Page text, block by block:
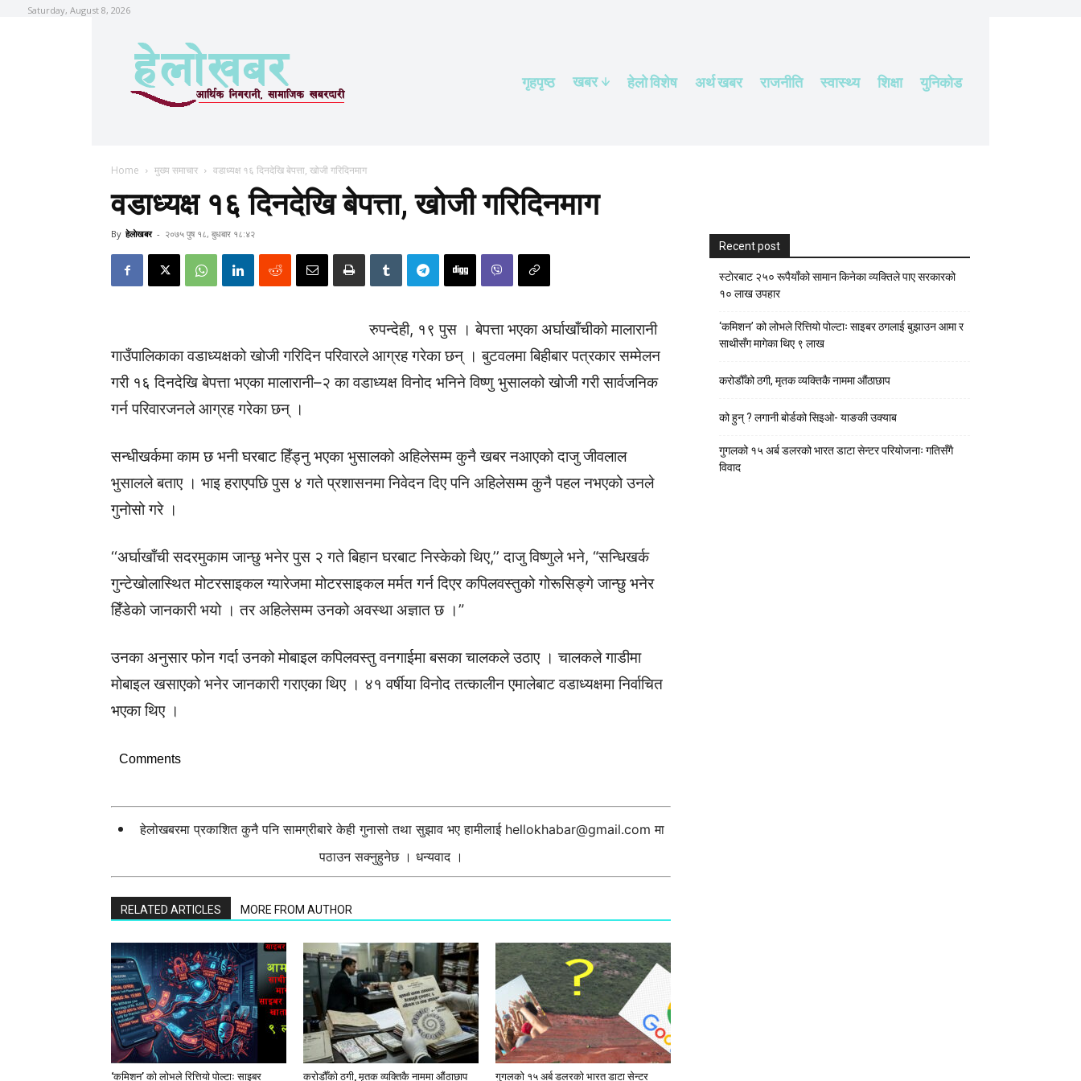
Saturday, August 8, 2026
गृहपृष्ठ खबर हेलाे विशेष अर्थ खबर राजनीति स्वास्थ्य शिक्षा युनिकोड
Home मुख्य समाचार वडाध्यक्ष १६ दिनदेखि बेपत्ता, खोजी गरिदिनमाग
वडाध्यक्ष १६ दिनदेखि बेपत्ता, खोजी गरिदिनमाग
By हेलाेखबर - २०७५ पुष १८, बुधबार १८:४२
रुपन्देही, १९ पुस । बेपत्ता भएका अर्घाखाँचीको मालारानी
गाउँपालिकाका वडाध्यक्षको खोजी गरिदिन परिवारले आग्रह गरेका छन् । बुटवलमा बिहीबार पत्रकार सम्मेलन
गरी १६ दिनदेखि बेपत्ता भएका मालारानी–२ का वडाध्यक्ष विनोद भनिने विष्णु भुसालको खोजी गरी सार्वजनिक
गर्न परिवारजनले आग्रह गरेका छन् ।
सन्धीखर्कमा काम छ भनी घरबाट हिँड्नु भएका भुसालको अहिलेसम्म कुनै खबर नआएको दाजु जीवलाल
भुसालले बताए । भाइ हराएपछि पुस ४ गते प्रशासनमा निवेदन दिए पनि अहिलेसम्म कुनै पहल नभएको उनले
गुनोसो गरे ।
‘‘अर्घाखाँची सदरमुकाम जान्छु भनेर पुस २ गते बिहान घरबाट निस्केको थिए,’’ दाजु विष्णुले भने, “सन्धिखर्क
गुन्टेखोलास्थित मोटरसाइकल ग्यारेजमा मोटरसाइकल मर्मत गर्न दिएर कपिलवस्तुको गोरूसिङ्गे जान्छु भनेर
हिँडेको जानकारी भयो । तर अहिलेसम्म उनको अवस्था अज्ञात छ ।”
उनका अनुसार फोन गर्दा उनको मोबाइल कपिलवस्तु वनगाईमा बसका चालकले उठाए । चालकले गाडीमा
मोबाइल खसाएको भनेर जानकारी गराएका थिए । ४१ वर्षीया विनोद तत्कालीन एमालेबाट वडाध्यक्षमा निर्वाचित
भएका थिए ।
Comments
हेलोखबरमा प्रकाशित कुनै पनि सामग्रीबारे केही गुनासो तथा सुझाव भए हामीलाई hellokhabar@gmail.com मा
पठाउन सक्नुहुनेछ । धन्यवाद ।
RELATED ARTICLES MORE FROM AUTHOR
‘कमिशन’ को लोभले रित्तियो पोल्टाः साइबर करोडौँको ठगी, मृतक व्यक्तिकै नाममा औंठाछाप गुगलको १५ अर्ब डलरको भारत डाटा सेन्टर
Recent post
स्टाेरबाट २५० रूपैयाँको सामान किनेका व्यक्तिले पाए सरकारको
१० लाख उपहार
‘कमिशन’ को लोभले रित्तियो पोल्टाः साइबर ठगलाई बुझाउन आमा र
साथीसँग मागेका थिए ९ लाख
करोडौँको ठगी, मृतक व्यक्तिकै नाममा औंठाछाप
को हुन् ? लगानी बोर्डको सिइओ- याङकी उक्याब
गुगलको १५ अर्ब डलरको भारत डाटा सेन्टर परियोजनाः गतिसँगै
विवाद